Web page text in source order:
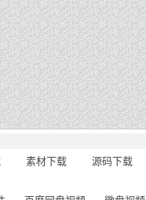
素材下载 源码下载